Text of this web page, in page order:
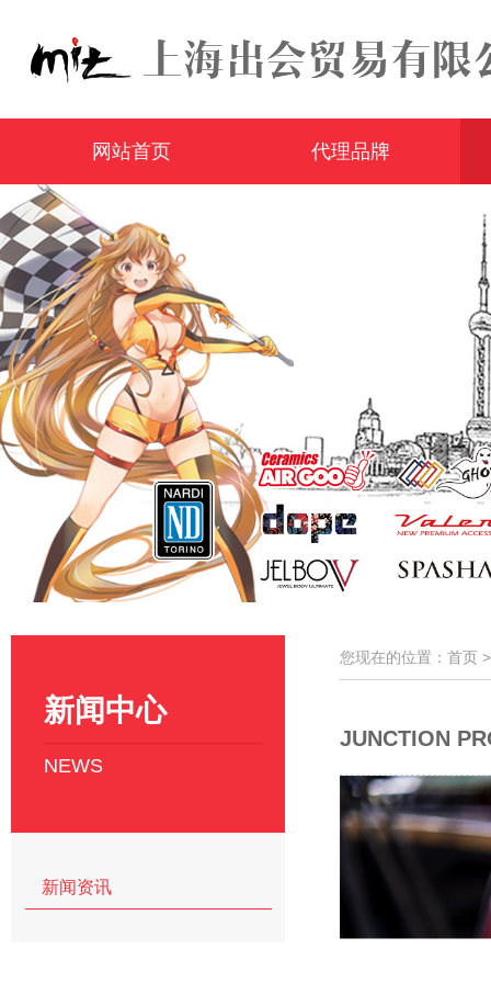
网站首页 代理品牌
新闻中心
NEWS
新闻资讯
您现在的位置：首页
JUNCTION